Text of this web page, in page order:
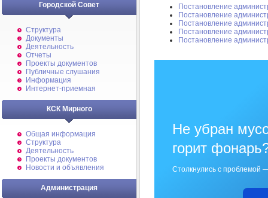
Городской Совет
Структура
Документы
Деятельность
Отчеты
Проекты документов
Публичные слушания
Информация
Интернет-приемная
КСК Мирного
Общая информация
Структура
Деятельность
Проекты документов
Новости и объявления
Администрация
Постановление
Постановление
Постановление
Постановление
Постановление
Не убран
горит
Столкнулись с проблемой